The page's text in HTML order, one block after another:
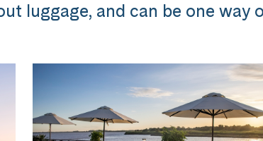
Messenger
###
luggage, and can be one way